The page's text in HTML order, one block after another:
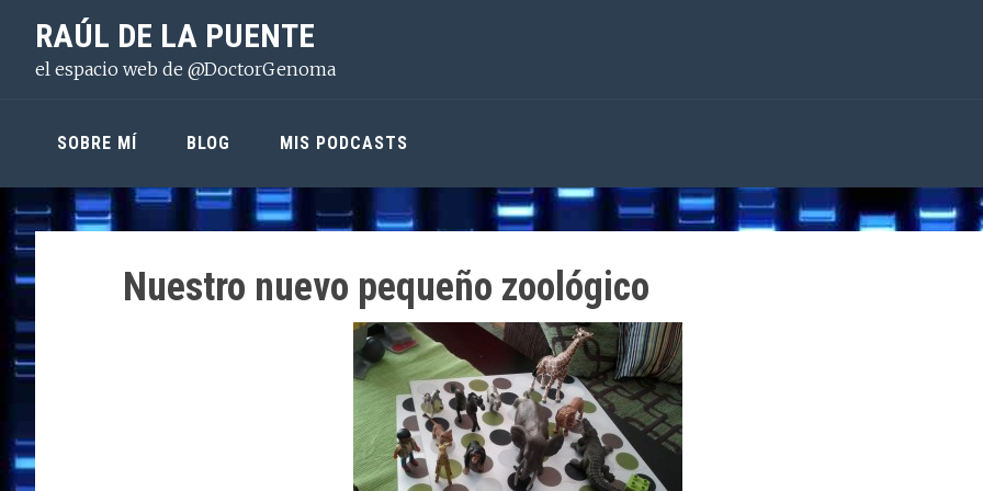
principal
contenido
lateral
RAÚL DE LA PUENTE
el espacio web de @DoctorGenoma
SOBRE MÍ BLOG MIS PODCASTS
Nuestro nuevo pequeño zoológico